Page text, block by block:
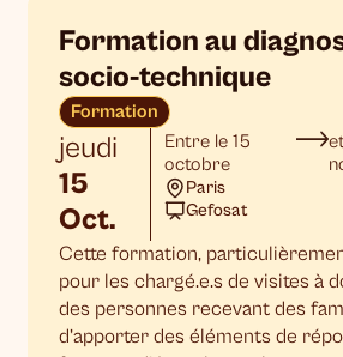
Formation au
socio-technique
Formation
jeudi
15
Oct.
Entre le 15
octobre
Paris
Gefosat
Cette formation,
pour les chargé.e.s de visites à
des personnes recevant des
d’apporter des éléments de